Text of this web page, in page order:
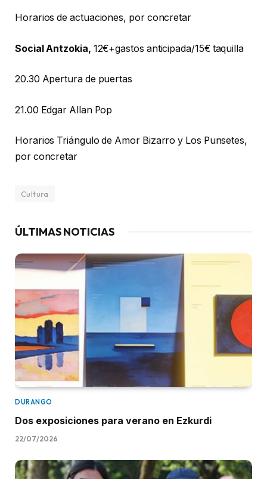
Horarios de actuaciones, por concretar
Social Antzokia, 12€+gastos anticipada/15€ taquilla
20.30 Apertura de puertas
21.00 Edgar Allan Pop
Horarios Triángulo de Amor Bizarro y Los Punsetes,
por concretar
Cultura
ÚLTIMAS NOTICIAS
DURANGO
Dos exposiciones para verano en Ezkurdi
22/07/2026